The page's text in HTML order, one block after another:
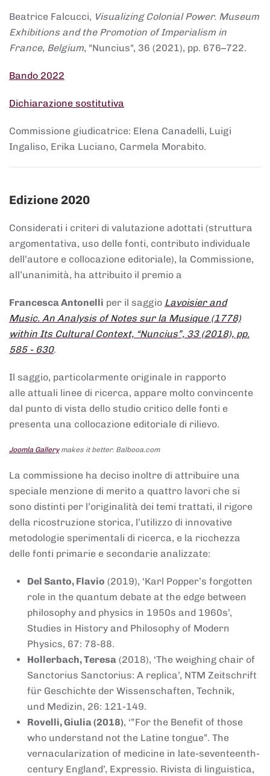
Beatrice Falcucci, Visualizing Colonial Power. Museum
Exhibitions and the Promotion of Imperialism in
France, Belgium, "Nuncius", 36 (2021), pp. 676–722.
Bando 2022
Dichiarazione sostitutiva
Commissione giudicatrice: Elena Canadelli, Luigi
Ingaliso, Erika Luciano, Carmela Morabito.
Edizione 2020
Considerati i criteri di valutazione adottati (struttura
argomentativa, uso delle fonti, contributo individuale
dell’autore e collocazione editoriale), la Commissione,
all’unanimità, ha attribuito il premio a
Francesca Antonelli per il saggio Lavoisier and
Music. An Analysis of Notes sur la Musique (1778)
within Its Cultural Context, “Nuncius”, 33 (2018), pp.
585 - 630.
Il saggio, particolarmente originale in rapporto
alle attuali linee di ricerca, appare molto convincente
dal punto di vista dello studio critico delle fonti e
presenta una collocazione editoriale di rilievo.
Joomla Gallerymakes it better. Balbooa.com
La commissione ha deciso inoltre di attribuire una
speciale menzione di merito a quattro lavori che si
sono distinti per l’originalità dei temi trattati, il rigore
della ricostruzione storica, l’utilizzo di innovative
metodologie sperimentali di ricerca, e la ricchezza
delle fonti primarie e secondarie analizzate:
Del Santo, Flavio (2019), ‘Karl Popper’s forgotten
role in the quantum debate at the edge between
philosophy and physics in 1950s and 1960s’,
Studies in History and Philosophy of Modern
Physics, 67: 78-88.
Hollerbach, Teresa (2018), ‘The weighing chair of
Sanctorius Sanctorius: A replica’, NTM Zeitschrift
für Geschichte der Wissenschaften, Technik,
und Medizin, 26: 121-149.
Rovelli, Giulia (2018), ‘”For the Benefit of those
who understand not the Latine tongue”. The
vernacularization of medicine in late-seventeenth-
century England’, Expressio. Rivista di linguistica,